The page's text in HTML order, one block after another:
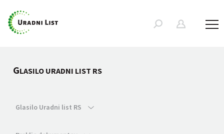
GLASILO URADNI LIST RS
Glasilo Uradni list RS